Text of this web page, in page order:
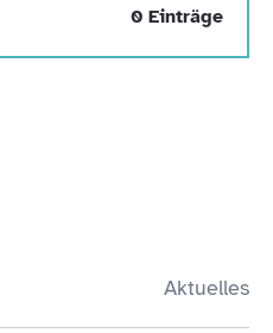
Aktuelles
0 Einträge